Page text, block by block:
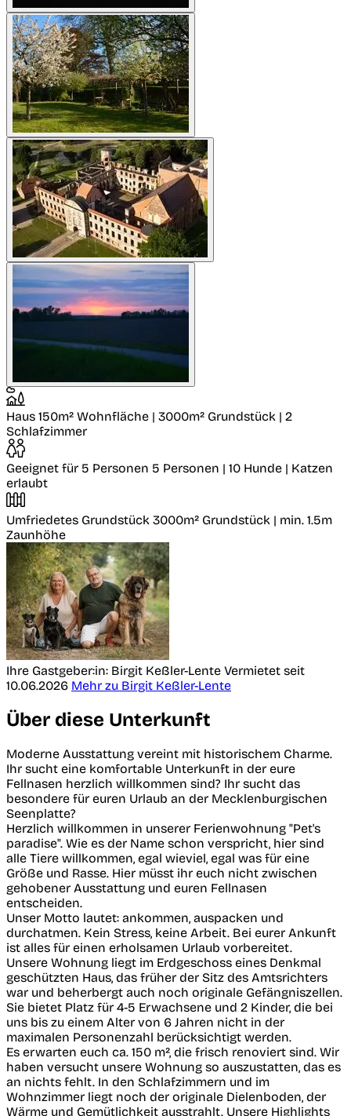
Haus 150m² Wohnfläche | 3000m² Grundstück | 2
Schlafzimmer
Geeignet für 5 Personen 5 Personen | 10 Hunde | Katzen
erlaubt
Umfriedetes Grundstück 3000m² Grundstück | min. 1.5m
Zaunhöhe
Ihre Gastgeber:in: Birgit Keßler-Lente Vermietet seit
10.06.2026 Mehr zu Birgit Keßler-Lente
Über diese Unterkunft
Moderne Ausstattung vereint mit historischem Charme.
Ihr sucht eine komfortable Unterkunft in der eure
Fellnasen herzlich willkommen sind? Ihr sucht das
besondere für euren Urlaub an der Mecklenburgischen
Seenplatte?
Herzlich willkommen in unserer Ferienwohnung "Pet's
paradise". Wie es der Name schon verspricht, hier sind
alle Tiere willkommen, egal wieviel, egal was für eine
Größe und Rasse. Hier müsst ihr euch nicht zwischen
gehobener Ausstattung und euren Fellnasen
entscheiden.
Unser Motto lautet: ankommen, auspacken und
durchatmen. Kein Stress, keine Arbeit. Bei eurer Ankunft
ist alles für einen erholsamen Urlaub vorbereitet.
Unsere Wohnung liegt im Erdgeschoss eines Denkmal
geschützten Haus, das früher der Sitz des Amtsrichters
war und beherbergt auch noch originale Gefängniszellen.
Sie bietet Platz für 4-5 Erwachsene und 2 Kinder, die bei
uns bis zu einem Alter von 6 Jahren nicht in der
maximalen Personenzahl berücksichtigt werden.
Es erwarten euch ca. 150 m², die frisch renoviert sind. Wir
haben versucht unsere Wohnung so auszustatten, das es
an nichts fehlt. In den Schlafzimmern und im
Wohnzimmer liegt noch der originale Dielenboden, der
Wärme und Gemütlichkeit ausstrahlt. Unsere Highlights